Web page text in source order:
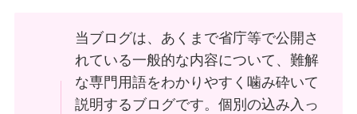
当ブログは、あくまで省庁等で公開さ
れている一般的な内容について、難解
な専門用語をわかりやすく噛み砕いて
説明するブログです。個別の込み入っ